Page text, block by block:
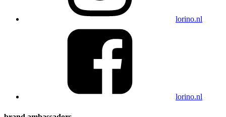
lorino.nl
lorino.nl